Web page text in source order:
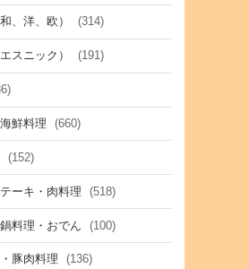
、洋、欧） (314)
スニック） (191)
鮮料理 (660)
(152)
ーキ・肉料理 (518)
料理・おでん (100)
豚肉料理 (136)